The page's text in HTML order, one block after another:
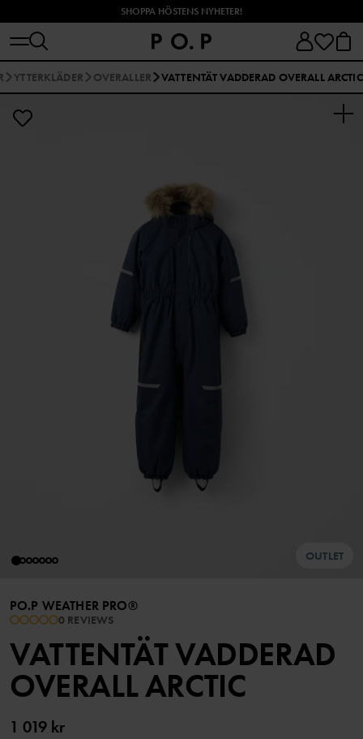
SHOPPA HÖSTENS NYHETER!
YTTERKLÄDER OVERALLER VATTENTÄT VADDERAD OVERALL ARCTIC
OUTLET
PO.P WEATHER PRO®
0 REVIEWS
VATTENTÄT VADDERAD
OVERALL ARCTIC
1 019 kr